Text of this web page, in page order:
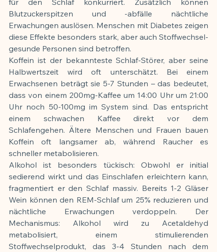
Blutzuckerspitzen und -abfälle nächtliche
Erwachungen auslösen. Menschen mit Diabetes zeigen
diese Effekte besonders stark, aber auch Stoffwechsel-
gesunde Personen sind betroffen.
Koffein ist der bekannteste Schlaf-Störer, aber seine
Halbwertszeit wird oft unterschätzt. Bei einem
Erwachsenen beträgt sie 5-7 Stunden – das bedeutet,
dass von einem 200mg-Kaffee um 14:00 Uhr um 21:00
Uhr noch 50-100mg im System sind. Das entspricht
einem schwachen Kaffee direkt vor dem
Schlafengehen. Ältere Menschen und Frauen bauen
Koffein oft langsamer ab, während Raucher es
schneller metabolisieren.
Alkohol ist besonders tückisch: Obwohl er initial
sedierend wirkt und das Einschlafen erleichtern kann,
fragmentiert er den Schlaf massiv. Bereits 1-2 Gläser
Wein können den REM-Schlaf um 25% reduzieren und
nächtliche Erwachungen verdoppeln. Der
Mechanismus: Alkohol wird zu Acetaldehyd
metabolisiert, einem stimulierenden
Stoffwechselprodukt, das 3-4 Stunden nach dem